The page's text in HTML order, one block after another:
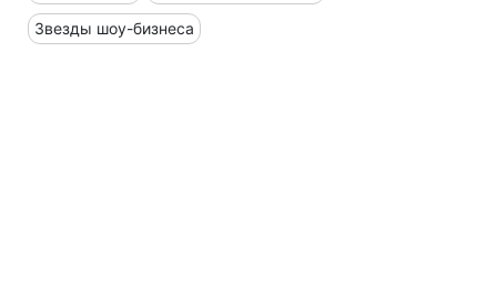
Звезды шоу-бизнеса